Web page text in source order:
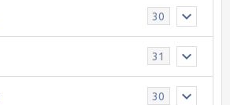
30
31
30